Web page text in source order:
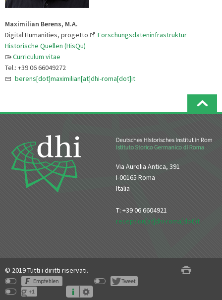
Maximilian Berens, M.A.
Digital Humanities, progetto
Forschungsdateninfrastruktur
Historische Quellen (HisQu)
Curriculum vitae
Tel.: +39 06 66049272
berens[dot]maximilian[at]dhi-roma[dot]it
Via Aurelia Antica, 391
I-00165 Roma
Italia
T: +39 06 6604921
reception[at]dhi-roma[dot]it
© 2019 Tutti i diritti riservati.